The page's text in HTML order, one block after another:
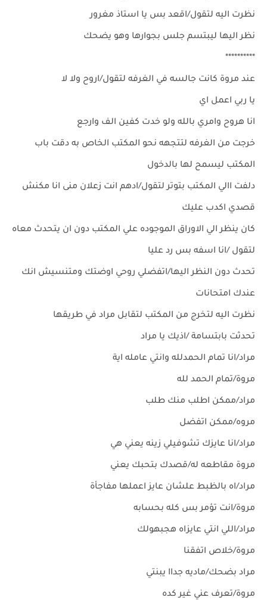
نظرت اليه لتقول/اقعد بس يا استاذ مغرور
نظر اليها ليبتسم جلس بجوارها وهو يضحك
**********
عند مروة كانت جالسه في الغرفه لتقول/اروح ولا لا
يا ربي اعمل اي
انا هروح وامري بالله ولو خدت كفين الف وارجع
خرجت من الغرفه لتتجهه نحو المكتب الخاص به دقت باب
المكتب ليسمح لها بالدخول
دلفت االي المكتب بتوتر لتقول/ادهم انت زعلان منى انا مكنش
قصدي اكدب عليك
كان ينظر الي الاوراق الموجوده علي المكتب دون ان يتحدث معاه
لتقول /انا اسفه بس رد عليا
تحدث دون النظر اليها/اتفضلي روحي اوضتك ومتنسيش انك
عندك امتحانات
نظرت اليه لتخرج من المكتب لتقابل مراد في طريقها
تحدثت بابتسامة /اذيك يا مراد
مراد/انا تمام الحمدلله وانتي عامله اية
مروة/تمام الحمد لله
مراد/ممكن اطلب منك طلب
مروه/ممكن اتفضل
مراد/انا عايزك تشوفيلي زينه يعني هي
مروة مقاطعه له/قصدك بتحبك يعني
مراد/اه بالظبط علشان عايز اعملها مفاجأة
مروة/انت تؤمر بس كله بحسابه
مراد/اللي انتي عايزاه هجبهولك
مروة/خلاص اتفقنا
مراد بضحك/ماديه جداا يبنتي
مروة/تعرف عني غير كده